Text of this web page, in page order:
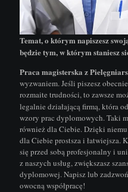
Temat, o którym napiszesz
będzie tym, w którym staniesz
Praca magisterska z
wyzwaniem. Jeśli piszesz
rozmaite trudności, to zawsze
legalnie działającą firmą, która
wzory prac dyplomowych. Taki
również dla Ciebie. Dzięki
dla Ciebie prostsza i łatwiejsza.
się przed sobą profesjonalny i
z naszych usług, zwiększasz
dyplomowej. Napisz lub
owocną współpracę!